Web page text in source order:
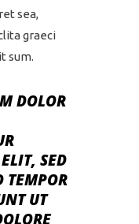
sea,
graeci
sum.
DOLOR
SED
TEMPOR
UT